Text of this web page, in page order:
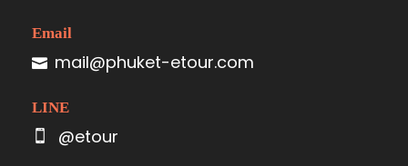
Email
mail@phuket-etour.com
LINE
@etour